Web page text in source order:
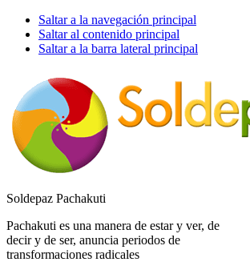
Saltar a la navegación principal
Saltar al contenido principal
Saltar a la barra lateral principal
Soldepaz Pachakuti
Pachakuti es una manera de estar y ver, de
decir y de ser, anuncia periodos de
transformaciones radicales